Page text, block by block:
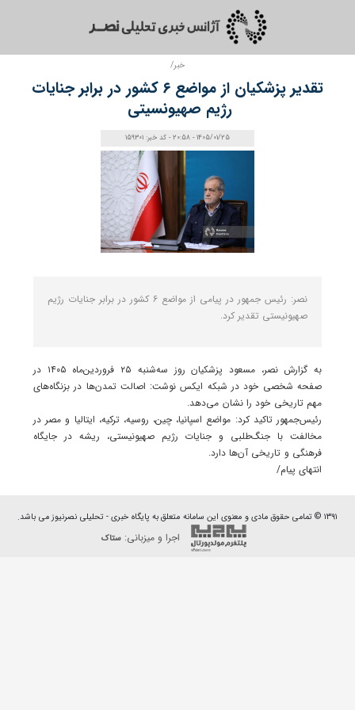
خبر/
تقدیر پزشکیان از مواضع ۶ کشور در برابر جنایات
رژیم صهیونسیتی
1405/01/25 - 20:58 - کد خبر: 159301
نصر: رئیس جمهور در پیامی از مواضع ۶ کشور در برابر جنایات رژیم
صهیونیستی تقدیر کرد.
به گزارش نصر، مسعود پزشکیان روز سه‌شنبه ۲۵ فروردین‌ماه ۱۴۰۵ در
صفحه شخصی خود در شبکه ایکس نوشت: اصالت تمدن‌ها در بزنگاه‌های
مهم تاریخی خود را نشان می‌دهد.
رئیس‌جمهور تاکید کرد: مواضع اسپانیا، چین، روسیه، ترکیه، ایتالیا و مصر در
مخالفت با جنگ‌طلبی و جنایات رژیم صهیونیستی، ریشه در جایگاه
فرهنگی و تاریخی آن‌ها دارد.
انتهای پیام/
۱۳۹۱ © تمامی حقوق مادی و معنوی این سامانه متعلق به پایگاه خبری - تحلیلی نصرنیوز می باشد.
اجرا و میزبانی:ستاک